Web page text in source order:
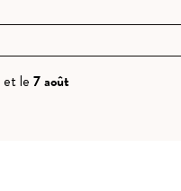
et le 7 août